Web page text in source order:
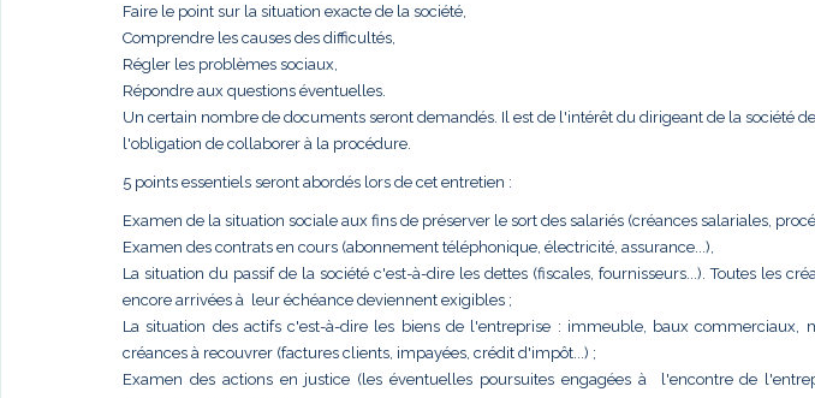
Faire le point sur la situation exacte de la société,
Comprendre les causes des difficultés,
Régler les problèmes sociaux,
Répondre aux questions éventuelles.
Un certain nombre de documents seront demandés. Il est de l'intérêt du dirigeant de la société
l'obligation de collaborer à la procédure.
5 points essentiels seront abordés lors de cet entretien :
Examen de la situation sociale aux fins de préserver le sort des salariés (créances salariales,
Examen des contrats en cours (abonnement téléphonique, électricité, assurance...),
La situation du passif de la société c'est-à-dire les dettes (fiscales, fournisseurs...). Toutes les
encore arrivées à leur échéance deviennent exigibles ;
La situation des actifs c'est-à-dire les biens de l'entreprise : immeuble, baux commerciaux,
créances à recouvrer (factures clients, impayées, crédit d'impôt...) ;
Examen des actions en justice (les éventuelles poursuites engagées à l'encontre de